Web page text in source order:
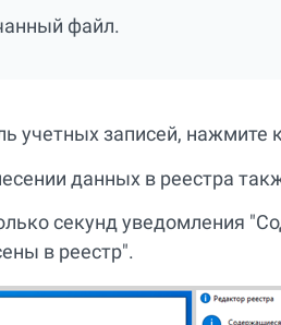
файл.
учетных записей, нажмите
данных в реестра
секунд уведомления
в реестр".